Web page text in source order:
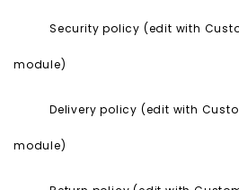
Security policy (edit with
module)
Delivery policy (edit with
module)